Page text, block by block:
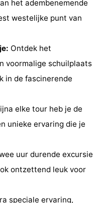
het adembenemende
westelijke punt van
Ontdek het
voormalige schuilplaats
in de fascinerende
elke tour heb je de
unieke ervaring die je
uur durende excursie
ontzettend leuk voor
speciale ervaring,